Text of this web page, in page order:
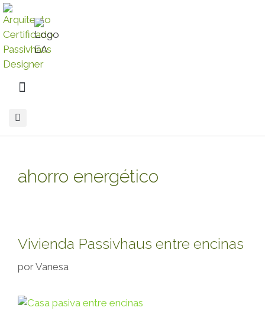
ahorro energético
Vivienda Passivhaus entre encinas
porVanesa